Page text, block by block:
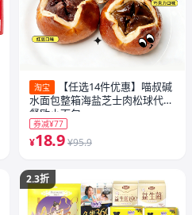
淘宝
【任选14件优惠】喵叔碱
水面包整箱海盐芝士肉松球代早
餐欧小面包
券减¥77
¥18.9 ¥95.9
2.3折